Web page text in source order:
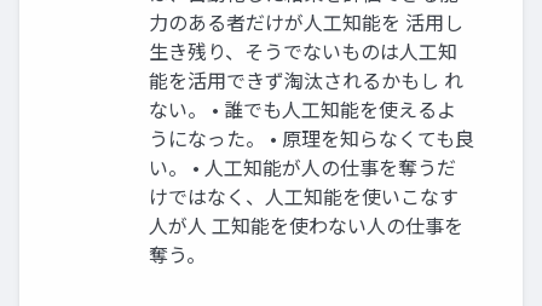
力のある者だけが人工知能を 活用し
生き残り、そうでないものは人工知
能を活用できず淘汰されるかもし れ
ない。 • 誰でも人工知能を使えるよ
うになった。 • 原理を知らなくても良
い。 • 人工知能が人の仕事を奪うだ
けではなく、人工知能を使いこなす
人が人 工知能を使わない人の仕事を
奪う。